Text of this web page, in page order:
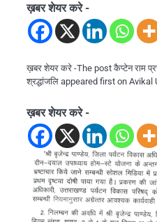
ख़बर शेयर करे -
ख़बर शेयर करे -The post कैप्टेन राम
श्रद्धांजलि appeared first on Avikal
ख़बर शेयर करे -